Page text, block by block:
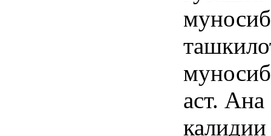
аст.